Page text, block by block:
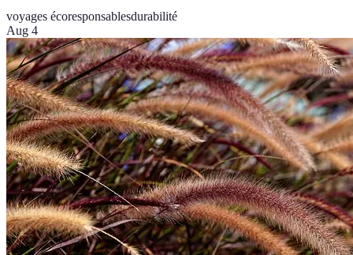
voyages écoresponsablesdurabilité
Aug 4